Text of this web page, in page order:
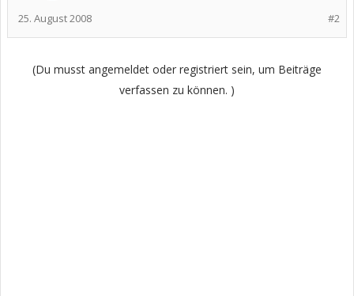
#2
25. August 2008
(Du musst angemeldet oder registriert sein, um Beiträge
verfassen zu können. )